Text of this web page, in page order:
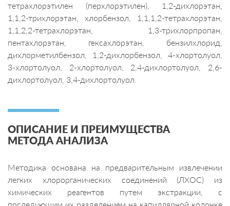
тетрахлорэтилен (перхлорэтилен), 1,2-дихлорэтан,
1,1,2-трихлорэтан, хлорбензол, 1,1,1,2-тетрахлорэтан,
1,1,2,2-тетрахлорэтан, 1,3-трихлорпропан,
пентахлорэтан, гексахлорэтан, бензилхлорид,
дихлорметилбензол, 1,2-дихлорбензол, 4-хлортолуол,
3-хлортолуол, 2-хлортолуол, 2,4-дихлортолуол, 2,6-
дихлортолуол, 3,4-дихлортолуол.
ОПИСАНИЕ И ПРЕИМУЩЕСТВА
МЕТОДА АНАЛИЗА
Методика основана на предварительным извлечении
легких хлорорганических соединений (ЛХОС) из
химических реагентов путем экстракции, с